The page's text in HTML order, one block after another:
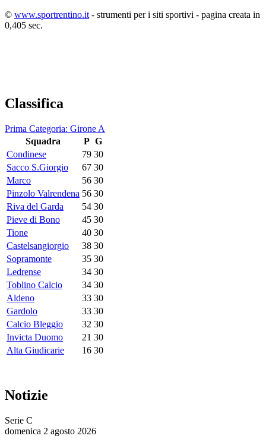
© www.sportrentino.it - strumenti per i siti sportivi - pagina creata in
0,405 sec.
Classifica
Prima Categoria: Girone A
Squadra
P G
Condinese
79 30
Sacco S.Giorgio
67 30
Marco
56 30
Pinzolo Valrendena 56 30
Riva del Garda
54 30
Pieve di Bono
45 30
Tione
40 30
Castelsangiorgio
38 30
Sopramonte
35 30
Ledrense
34 30
Toblino Calcio
34 30
Aldeno
33 30
Gardolo
33 30
Calcio Bleggio
32 30
Invicta Duomo
21 30
Alta Giudicarie
16 30
Notizie
Serie C
domenica 2 agosto 2026